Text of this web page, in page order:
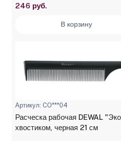
246 руб.
В корзину
Артикул: CO***04
Расческа рабочая DEWAL
хвостиком, черная 21 см